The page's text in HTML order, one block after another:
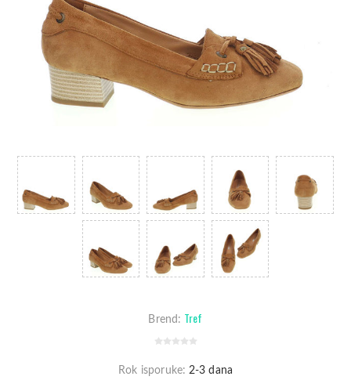
Brend: Tref
Rok isporuke: 2-3 dana